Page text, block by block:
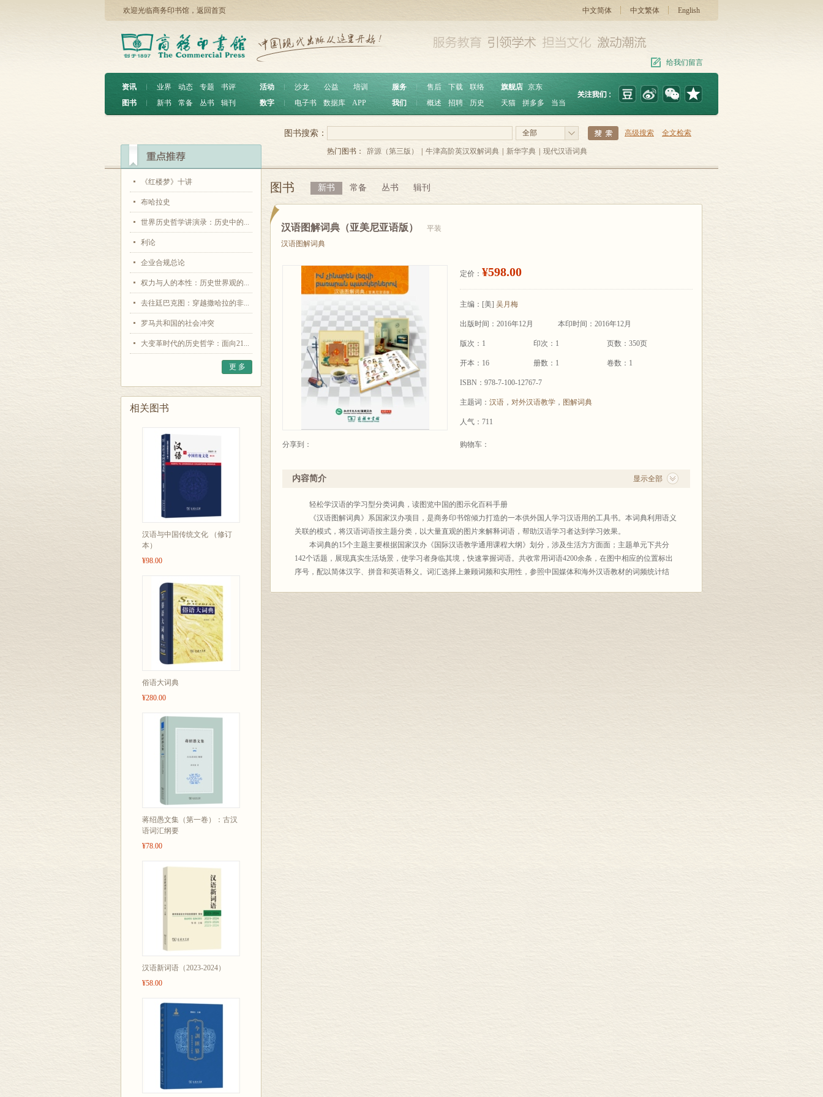
欢迎光临商务印书馆， 返回首页 中文简体 中文繁体 English
给我们留言
资讯 ︱ 业界 动态 专题
书评
图书
︱ 新书 常备 丛书 辑刊
活动 沙龙 公益
培训
数字
电子书 数据库 APP
服务 ︱ 售后 下载
联络
我们
概述 招聘 历史
旗舰店 京东
天猫
拼多多 当当
《红楼梦》十讲
布哈拉史
世界历史哲学讲演录：历史中的...
利论
企业合规总论
权力与人的本性：历史世界观的...
去往廷巴克图：穿越撒哈拉的非...
罗马共和国的社会冲突
大变革时代的历史哲学：面向21...
更 多
相关图书
汉语与中国传统文化 （修订
本）
¥98.00
俗语大词典
¥280.00
蒋绍愚文集（第一卷）：古汉
语词汇纲要
¥78.00
汉语新词语（2023-2024）
¥58.00
全部 高级搜索 全文检索
图书搜索：
热门图书： 辞源（第三版） 牛津高阶英汉双解词典 新华字典 现代汉语词典
图书 新书 常备 丛书 辑刊
汉语图解词典（亚美尼亚语版）
平装
汉语图解词典
分享到：
定价： ¥598.00
主编： [美] 吴月梅
出版时间：2016年12月 本印时间：2016年12月
版次：1 印次：1 页数：350页
开本：16 册数：1 卷数：1
ISBN：978-7-100-12767-7
主题词： 汉语 ， 对外汉语教学 ， 图解词典
人气：711
购物车：
显示全部
内容简介
轻松学汉语的学习型分类词典，读图览中国的图示化百科手册
《汉语图解词典》系国家汉办项目，是商务印书馆倾力打造的一本供外国人学习汉语用的工具书。本词典利用语义
关联的模式，将汉语词语按主题分类，以大量直观的图片来解释词语，帮助汉语学习者达到学习效果。
本词典的15个主题主要根据国家汉办《国际汉语教学通用课程大纲》划分，涉及生活方方面面；主题单元下共分
142个话题，展现真实生活场景，使学习者身临其境，快速掌握词语。共收常用词语4200余条，在图中相应的位置标出
序号，配以简体汉字、拼音和英语释义。词汇选择上兼顾词频和实用性，参照中国媒体和海外汉语教材的词频统计结